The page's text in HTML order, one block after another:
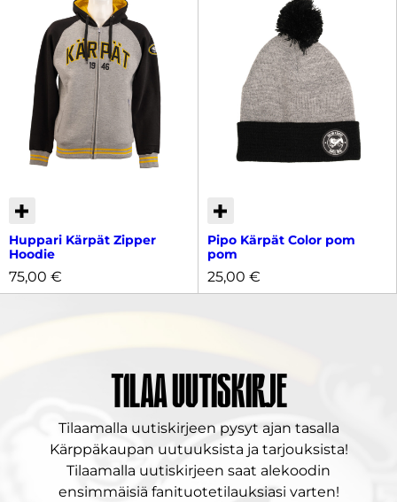
Pelaaja
25 Paaso, 26 Rueschhoff, 37
Melnick, 39 Juusola, 51 Pietilä,
53 Westerholm, 62
Olkkonen, 91 Gardiner, 97
SKU
Huppari Kärpät Zipper
Hoodie
75,00 €
Pipo Kärpät Color pom
pom
25,00 €
Tilaa uutiskirje
Tilaamalla uutiskirjeen pysyt ajan tasalla
Kärppäkaupan uutuuksista ja tarjouksista!
Tilaamalla uutiskirjeen saat alekoodin
ensimmäisiä fanituotetilauksiasi varten!